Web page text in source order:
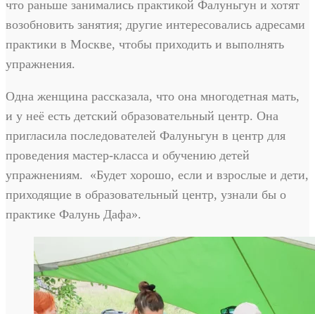
что раньше занимались практикой Фалуньгун и хотят
возобновить занятия; другие интересовались адресами
практики в Москве, чтобы приходить и выполнять
упражнения.
Одна женщина рассказала, что она многодетная мать,
и у неё есть детский образовательный центр. Она
пригласила последователей Фалуньгун в центр для
проведения мастер-класса и обучению детей
упражнениям. «Будет хорошо, если и взрослые и дети,
приходящие в образовательный центр, узнали бы о
практике Фалунь Дафа».